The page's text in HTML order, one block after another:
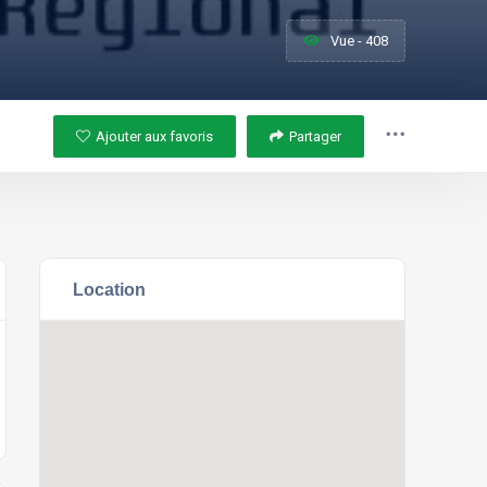
Vue - 408
Ajouter aux favoris Partager
Location